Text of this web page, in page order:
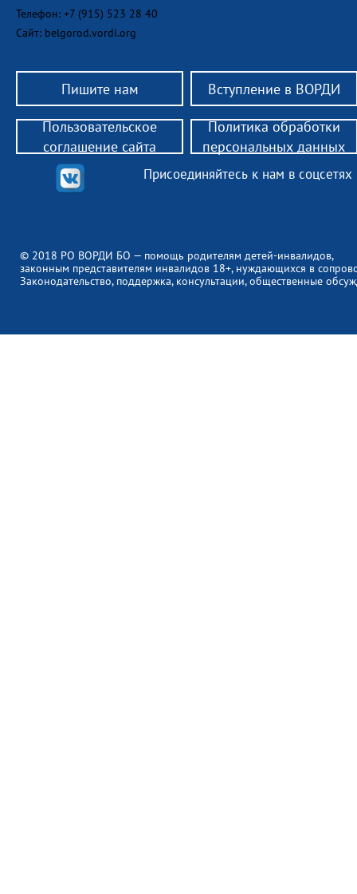
Телефон: +7 (915) 523 28 40
Сайт: belgorod.vordi.org
Пишите нам Вступление в ВОРДИ
© 2018 РО ВОРДИ БО — помощь родителям детей-инвалидов,
законным представителям инвалидов 18+, нуждающихся в
Законодательство, поддержка, консультации, общественные
Присоединяйтесь к нам в соцсетях
Пользовательское
соглашение сайта
Политика обработки
персональных данных